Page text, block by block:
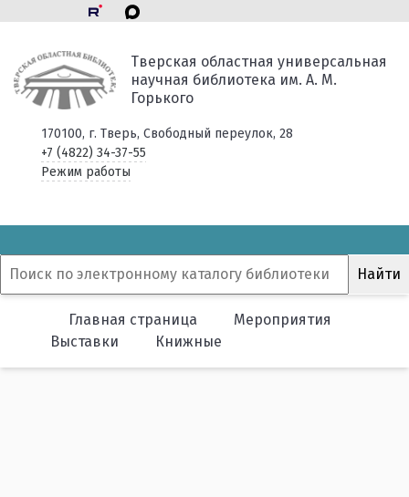
Тверская областная универсальная
научная библиотека им. А. М.
Горького
170100, г. Тверь, Свободный переулок, 28
+7 (4822) 34-37-55
Режим работы
Главная страница
Мероприятия
Выставки
Книжные